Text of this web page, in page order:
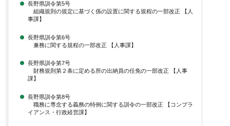
長野県訓令第5号
組織規則の規定に基づく係の設置に関する規程の一部改正 【人
事課】
長野県訓令第6号
兼務に関する規程の一部改正 【人事課】
長野県訓令第7号
財務規則第２条に定める所の出納員の任免の一部改正 【人事
課】
長野県訓令第8号
職務に専念する義務の特例に関する訓令の一部改正 【コンプラ
イアンス・行政経営課】